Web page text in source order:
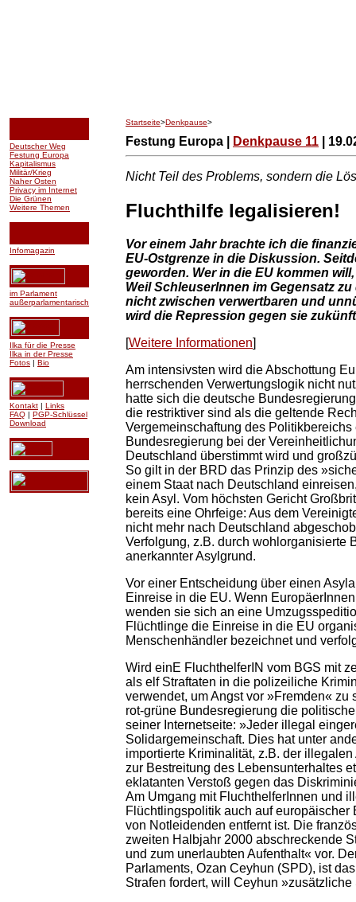
Deutscher Weg
Festung Europa
Kapitalismus
Militär/Krieg
Naher Osten
Privacy im Internet
Die Grünen
Weitere Themen
Infomagazin
im Parlament
außerparlamentarisch
Ilka für die Presse
Ilka in der Presse
Fotos | Bio
Kontakt | Links
FAQ | PGP-Schlüssel
Download
Startseite>Denkpause>
Festung Europa | Denkpause 11 |
Nicht Teil des Problems, sondern die
Fluchthilfe legalisieren!
Vor einem Jahr brachte ich die
EU-Ostgrenze in die Diskussion.
geworden. Wer in die EU kommen
Weil SchleuserInnen im Gegensatz
nicht zwischen verwertbaren und
wird die Repression gegen sie
[Weitere Informationen]
Am intensivsten wird die Abschottung
herrschenden Verwertungslogik nicht
hatte sich die deutsche
die restriktiver sind als die geltende
Vergemeinschaftung des
Bundesregierung bei der
Deutschland überstimmt wird und
So gilt in der BRD das Prinzip des
einem Staat nach Deutschland
kein Asyl. Vom höchsten Gericht
bereits eine Ohrfeige: Aus dem
nicht mehr nach Deutschland
Verfolgung, z.B. durch wohlorganisierte
anerkannter Asylgrund.
Vor einer Entscheidung über einen
Einreise in die EU. Wenn
wenden sie sich an eine
Flüchtlinge die Einreise in die EU
Menschenhändler bezeichnet und
Wird einE FluchthelferIN vom BGS mit
als elf Straftaten in die polizeiliche
verwendet, um Angst vor »Fremden«
rot-grüne Bundesregierung die
seiner Internetseite: »Jeder illegal
Solidargemeinschaft. Dies hat unter
importierte Kriminalität, z.B. der
zur Bestreitung des Lebensunterhaltes
eklatanten Verstoß gegen das
Am Umgang mit FluchthelferInnen und
Flüchtlingspolitik auch auf
von Notleidenden entfernt ist. Die
zweiten Halbjahr 2000 abschreckende
und zum unerlaubten Aufenthalt« vor.
Parlaments, Ozan Ceyhun (SPD), ist
Strafen fordert, will Ceyhun »zusätzliche